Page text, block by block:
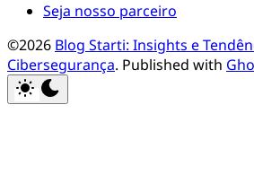
Seja nosso parceiro
©2026 Blog Starti: Insights e
Cibersegurança. Published with